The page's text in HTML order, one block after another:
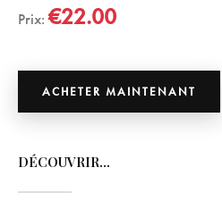
Prix: €22.00
ACHETER MAINTENANT
DÉCOUVRIR…